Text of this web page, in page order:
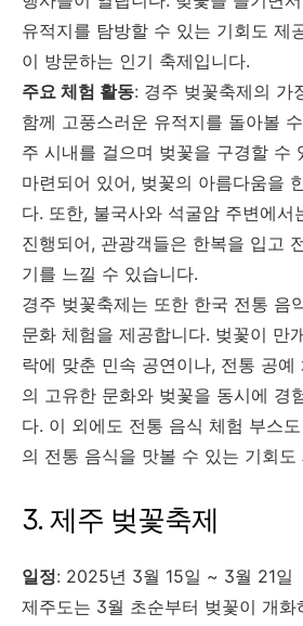
유적지를 탐방할 수 있는 기회도 제
이 방문하는 인기 축제입니다.
주요 체험 활동: 경주 벚꽃축제의 가
함께 고풍스러운 유적지를 돌아볼
주 시내를 걸으며 벚꽃을 구경할 수
마련되어 있어, 벚꽃의 아름다움을
다. 또한, 불국사와 석굴암 주변에서
진행되어, 관광객들은 한복을 입고
기를 느낄 수 있습니다.
경주 벚꽃축제는 또한 한국 전통 음
문화 체험을 제공합니다. 벚꽃이 만
락에 맞춘 민속 공연이나, 전통 공예
의 고유한 문화와 벚꽃을 동시에 경
다. 이 외에도 전통 음식 체험 부스
의 전통 음식을 맛볼 수 있는 기회도
3. 제주 벚꽃축제
일정: 2025년 3월 15일 ~ 3월 21일
제주도는 3월 초순부터 벚꽃이 개화